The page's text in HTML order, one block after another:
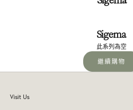
Sigema
此系列為空
繼續購物
Visit Us